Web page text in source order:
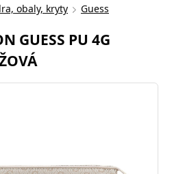
obaly, kryty Guess
GUESS PU 4G